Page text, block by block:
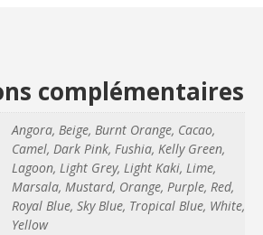
complémentaires
Angora, Beige, Burnt Orange, Cacao,
Camel, Dark Pink, Fushia, Kelly Green,
Lagoon, Light Grey, Light Kaki, Lime,
Marsala, Mustard, Orange, Purple, Red,
Royal Blue, Sky Blue, Tropical Blue, White,
Yellow